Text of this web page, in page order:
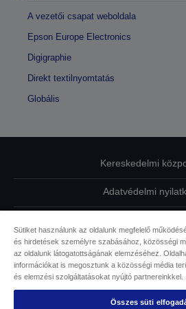
A vezetői csapat weboldala
Epson Europe Electronics
Digigraphie
Direkt textilnyomtatás
Globális
Kereskedelmi
Adatvédelmi
Sütikkel kapcsolatos
Az Epson elkötelezettsége az
Sütiket használunk az oldalunk megfelelő
és hirdetések személyre szabásához, közösségi
az oldalunk látogatottságának elemzéséhez.
információkat is megosztunk a közösségi média
és elemzési szolgáltatásokat nyújtó partnereinkkel.
Összes süti